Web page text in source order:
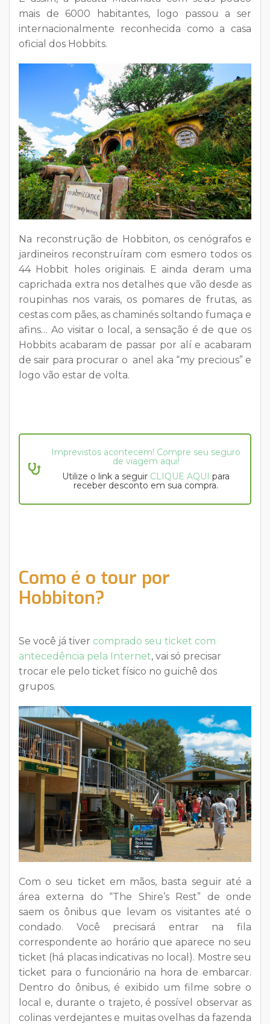
mais de 6000 habitantes, logo passou a ser
internacionalmente reconhecida como a casa
oficial dos Hobbits.
Na reconstrução de Hobbiton, os cenógrafos e
jardineiros reconstruíram com esmero todos os
44 Hobbit holes originais. E ainda deram uma
caprichada extra nos detalhes que vão desde as
roupinhas nos varais, os pomares de frutas, as
cestas com pães, as chaminés soltando fumaça e
afins… Ao visitar o local, a sensação é de que os
Hobbits acabaram de passar por alí e acabaram
de sair para procurar o anel aka “my precious” e
logo vão estar de volta.
Imprevistos acontecem! Compre seu seguro
de viagem aqui!
Utilize o link a seguir CLIQUE AQUI para
receber desconto em sua compra.
Como é o tour por
Hobbiton?
Se você já tiver comprado seu ticket com
antecedência pela Internet, vai só precisar
trocar ele pelo ticket físico no guichê dos
grupos.
Com o seu ticket em mãos, basta seguir até a
área externa do “The Shire’s Rest” de onde
saem os ônibus que levam os visitantes até o
condado. Você precisará entrar na fila
correspondente ao horário que aparece no seu
ticket (há placas indicativas no local). Mostre seu
ticket para o funcionário na hora de embarcar.
Dentro do ônibus, é exibido um filme sobre o
local e, durante o trajeto, é possível observar as
colinas verdejantes e muitas ovelhas da fazenda